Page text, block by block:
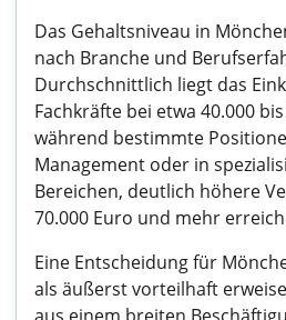
Das Gehaltsniveau in
nach Branche und
Durchschnittlich liegt das
Fachkräfte bei etwa 40.000
während bestimmte
Management oder in
Bereichen, deutlich höhere
70.000 Euro und mehr
Eine Entscheidung für
als äußerst vorteilhaft